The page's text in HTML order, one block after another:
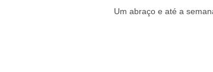
Um abraço e até a